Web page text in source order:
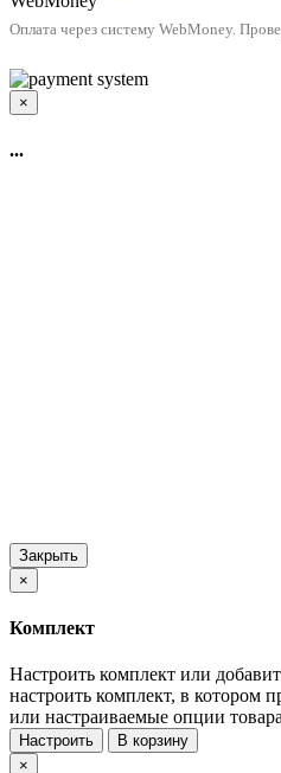
Оплата через систему WebMoney.
×
...
Закрыть
×
Комплект
Настроить комплект или
настроить комплект, в котором
или настраиваемые опции
Настроить
В корзину
×